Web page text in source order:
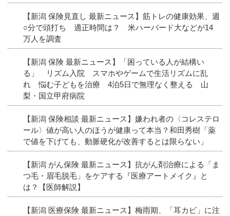
【新潟 保険見直し 最新ニュース】筋トレの健康効果、週
○分で頭打ち 適正時間は？ 米ハーバード大などが14
万人を調査
【新潟 保険 最新ニュース】「困っている人が結構い
る」 リズム入院 スマホやゲームで生活リズムに乱
れ 悩む子どもを治療 4泊5日で無理なく整える 山
梨・国立甲府病院
【新潟 保険相談 最新ニュース】嫌われ者の〈コレステロ
ール〉値が高い人のほうが健康って本当？和田秀樹「薬
で値を下げても、動脈硬化が改善するとは限らない」
【新潟 がん保険 最新ニュース】抗がん剤治療による「ま
つ毛・眉毛脱毛」をケアする『医療アートメイク』と
は？【医師解説】
【新潟 医療保険 最新ニュース】梅雨期、「耳カビ」に注